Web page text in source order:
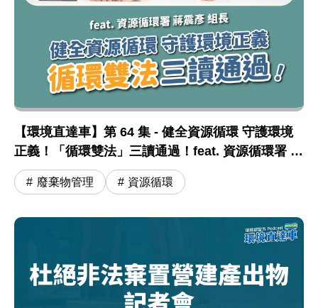
【環境直達車】第 64 集 - 健全資源循環 守護環境
正義！「循環雙法」三讀通過！feat. 資源循環署 蔣
震彥組長
廢棄物管理 資源循環